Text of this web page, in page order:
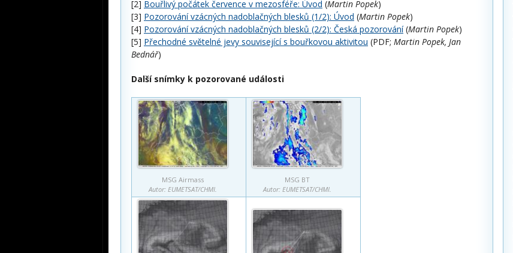
[2] Bouřlivý počátek července v mezosféře: Úvod (Martin Popek)
[3] Pozorování vzácných nadoblačných blesků (1/2): Úvod (Martin Popek)
[4] Pozorování vzácných nadoblačných blesků (2/2): Česká pozorování(Martin Popek)
[5] Přechodné světelné jevy související s bouřkovou aktivitou (PDF; Martin Popek, Jan
Bednář)
Další snímky k pozorované události
MSG Airmass
Autor: EUMETSAT/CHMI.
MSG BT
Autor: EUMETSAT/CHMI.